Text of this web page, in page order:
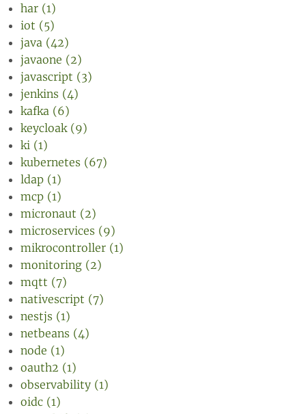
har (1)
iot (5)
java (42)
javaone (2)
javascript (3)
jenkins (4)
kafka (6)
keycloak (9)
ki (1)
kubernetes (67)
ldap (1)
mcp (1)
micronaut (2)
microservices (9)
mikrocontroller (1)
monitoring (2)
mqtt (7)
nativescript (7)
nestjs (1)
netbeans (4)
node (1)
oauth2 (1)
observability (1)
oidc (1)